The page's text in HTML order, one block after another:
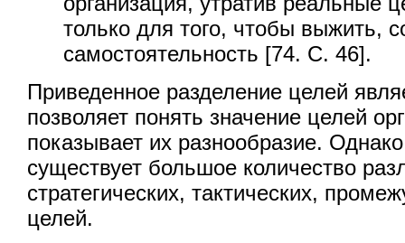
только для того, чтобы выжить,
самостоятельность [74. С. 46].
Приведенное разделение целей
позволяет понять значение целей
показывает их разнообразие.
существует большое количество
стратегических, тактических,
целей.